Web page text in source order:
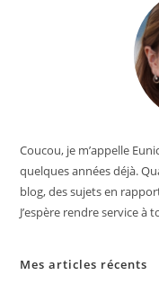
Coucou, je m’appelle
quelques années déjà.
blog, des sujets en
J’espère rendre service
Mes articles récents